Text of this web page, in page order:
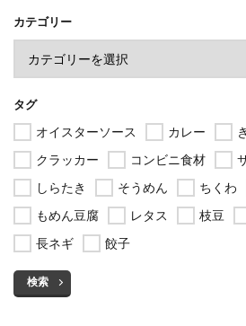
カテゴリー
タグ
オイスターソース カレー
クラッカー
コンビニ食材
しらたき
そうめん ちくわ
もめん豆腐
レタス 枝豆
長ネギ
餃子
検索